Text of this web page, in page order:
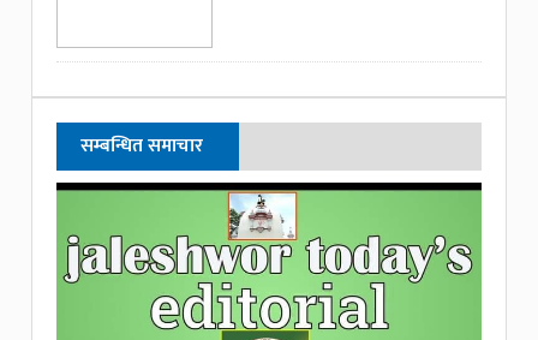
सम्बन्धित समाचार